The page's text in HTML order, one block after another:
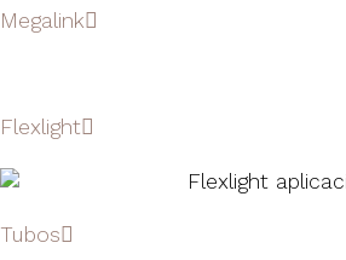
Megalink
Flexlight
Tubos